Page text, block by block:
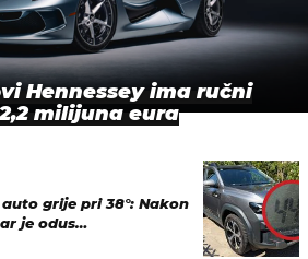
Hennessey ima ručni
milijuna eura
grije pri 38°: Nakon
je odus…